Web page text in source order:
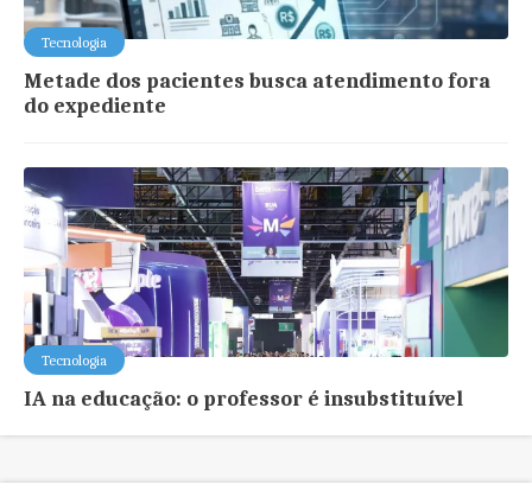
Tecnologia
Metade dos pacientes busca atendimento fora
do expediente
Tecnologia
IA na educação: o professor é insubstituível